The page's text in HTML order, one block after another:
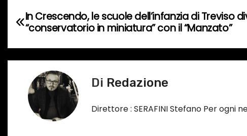
o
n
c
N
v
In Crescendo, le scuole dell’infanzia di Treviso
“conservatorio in miniatura” con il “Manzato”
Di Redazione
Direttore : SERAFINI Stefano Per